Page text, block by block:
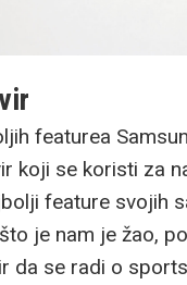
featurea
koji se koristi za
feature svojih
je nam je žao,
da se radi o